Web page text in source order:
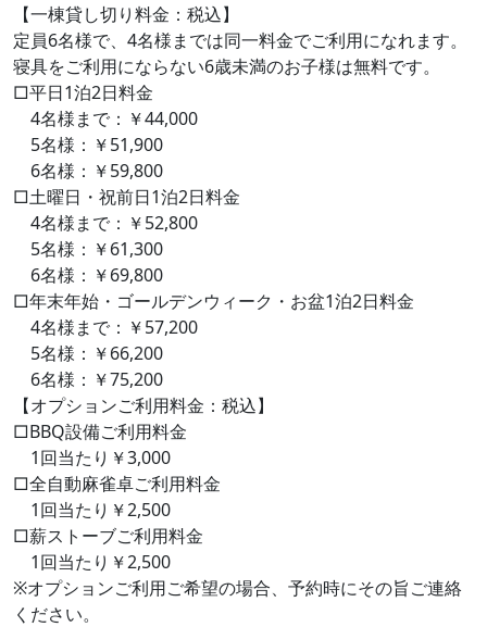
【一棟貸し切り料金：税込】
定員6名様で、4名様までは同一料金でご利用になれます。
寝具をご利用にならない6歳未満のお子様は無料です。
□平日1泊2日料金
4名様まで：￥44,000
5名様：￥51,900
6名様：￥59,800
□土曜日・祝前日1泊2日料金
4名様まで：￥52,800
5名様：￥61,300
6名様：￥69,800
□年末年始・ゴールデンウィーク・お盆1泊2日料金
4名様まで：￥57,200
5名様：￥66,200
6名様：￥75,200
【オプションご利用料金：税込】
□BBQ設備ご利用料金
1回当たり￥3,000
□全自動麻雀卓ご利用料金
1回当たり￥2,500
□薪ストーブご利用料金
1回当たり￥2,500
※オプションご利用ご希望の場合、予約時にその旨ご連絡
ください。